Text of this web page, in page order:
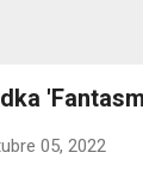
05, 2022